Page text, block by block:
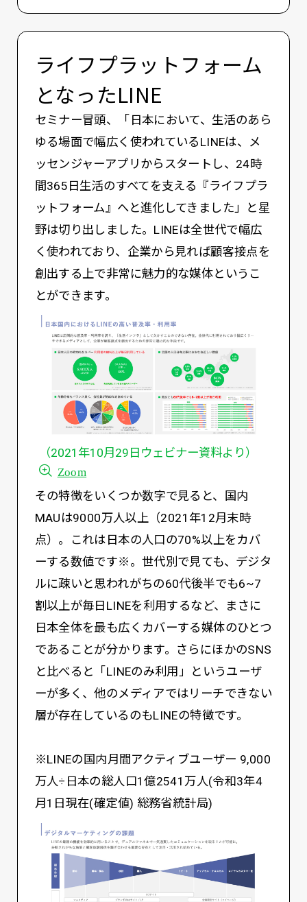
ライフプラットフォーム
となったLINE
セミナー冒頭、「日本において、生活のあら
ゆる場面で幅広く使われているLINEは、メ
ッセンジャーアプリからスタートし、24時
間365日生活のすべてを支える『ライフプラ
ットフォーム』へと進化してきました」と星
野は切り出しました。LINEは全世代で幅広
く使われており、企業から見れば顧客接点を
創出する上で非常に魅力的な媒体というこ
とができます。
（2021年10月29日ウェビナー資料より）
Zoom
その特徴をいくつか数字で見ると、国内
MAUは9000万人以上（2021年12月末時
点）。これは日本の人口の70%以上をカバ
ーする数値です※。世代別で見ても、デジタ
ルに疎いと思われがちの60代後半でも6~7
割以上が毎日LINEを利用するなど、まさに
日本全体を最も広くカバーする媒体のひとつ
であることが分かります。さらにほかのSNS
と比べると「LINEのみ利用」というユーザ
ーが多く、他のメディアではリーチできない
層が存在しているのもLINEの特徴です。
※LINEの国内⽉間アクティブユーザー 9,000
万⼈÷⽇本の総⼈⼝1億2541万⼈(令和3年4
⽉1⽇現在(確定値) 総務省統計局)